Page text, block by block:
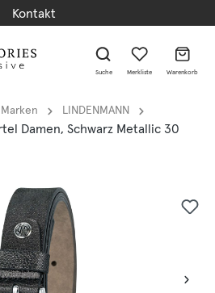
Kontakt
Suche Merkliste Warenkorb
Marken LINDENMANN
Damen, Schwarz Metallic 30